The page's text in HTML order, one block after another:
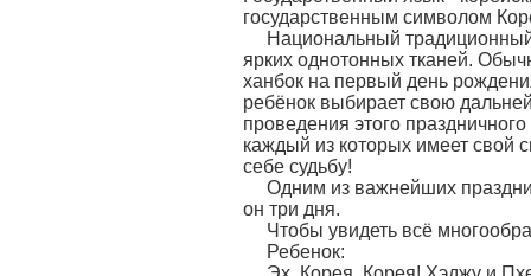
государственным символом
Национальный
ярких однотонных тканей.
ханбок на первый день
ребёнок выбирает свою
проведения этого
каждый из которых имеет
себе судьбу!
Одним из важнейших
он три дня.
Чтобы увидеть всё
Ребенок: